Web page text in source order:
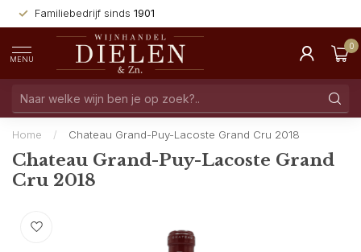
Familiebedrijf sinds 1901
MENU
0
Home / Chateau Grand-Puy-Lacoste Grand Cru 2018
Chateau Grand-Puy-Lacoste Grand
Cru 2018